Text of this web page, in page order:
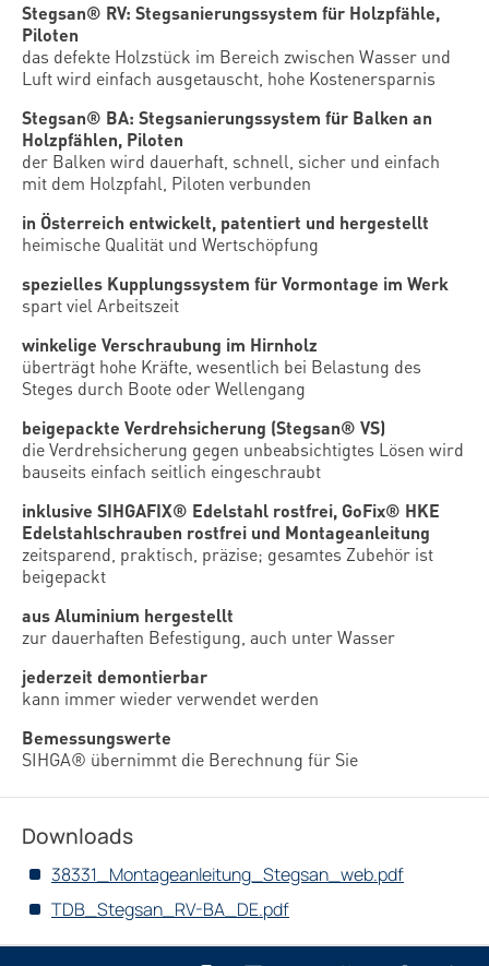
Stegsan® RV: Stegsanierungssystem für Holzpfähle,
Piloten
das defekte Holzstück im Bereich zwischen Wasser und
Luft wird einfach ausgetauscht, hohe Kostenersparnis
Stegsan® BA: Stegsanierungssystem für Balken an
Holzpfählen, Piloten
der Balken wird dauerhaft, schnell, sicher und einfach
mit dem Holzpfahl, Piloten verbunden
in Österreich entwickelt, patentiert und hergestellt
heimische Qualität und Wertschöpfung
spezielles Kupplungssystem für Vormontage im Werk
spart viel Arbeitszeit
winkelige Verschraubung im Hirnholz
überträgt hohe Kräfte, wesentlich bei Belastung des
Steges durch Boote oder Wellengang
beigepackte Verdrehsicherung (Stegsan® VS)
die Verdrehsicherung gegen unbeabsichtigtes Lösen wird
bauseits einfach seitlich eingeschraubt
inklusive SIHGAFIX® Edelstahl rostfrei, GoFix® HKE
Edelstahlschrauben rostfrei und Montageanleitung
zeitsparend, praktisch, präzise; gesamtes Zubehör ist
beigepackt
aus Aluminium hergestellt
zur dauerhaften Befestigung, auch unter Wasser
jederzeit demontierbar
kann immer wieder verwendet werden
Bemessungswerte
SIHGA® übernimmt die Berechnung für Sie
Downloads
38331_Montageanleitung_Stegsan_web.pdf
TDB_Stegsan_RV-BA_DE.pdf